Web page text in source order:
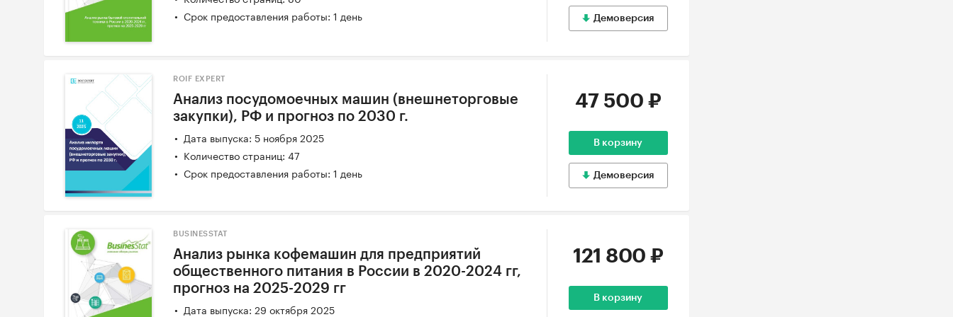
Срок предоставления работы: 1 день
Демоверсия
ROIF EXPERT
Анализ посудомоечных машин (внешнеторговые
закупки), РФ и прогноз по 2030 г.
Дата выпуска: 5 ноября 2025
Количество страниц: 47
Срок предоставления работы: 1 день
47 500 ₽
В корзину
Демоверсия
BUSINESSTAT
Анализ рынка кофемашин для предприятий
общественного питания в России в 2020-2024 гг,
прогноз на 2025-2029 гг
Дата выпуска: 29 октября 2025
121 800 ₽
В корзину